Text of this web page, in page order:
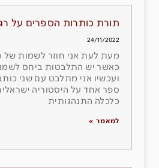
תורת כותרות הספרים על
24/11/2022
מעת לעת אני חוזר לשמות של
כאשר יש התלבטות ביחס
ועכשיו אני מתלבט עם שני
ספר אחד על היסטוריה
כלכלה התנהגותית
למאמר »